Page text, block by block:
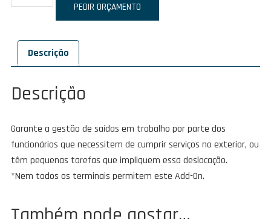
de
On
-
Complementary
PEDIR ORÇAMENTO
Descrição
Descrição
Garante a gestão de saídas em trabalho por parte dos
funcionários que necessitem de cumprir serviços no exterior, ou
têm pequenas tarefas que impliquem essa deslocação.
*Nem todos os terminais permitem este Add-On.